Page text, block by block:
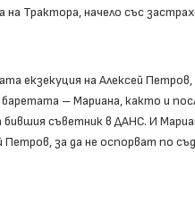
Трактора, начело със
екзекуция на Алексей Петров,
– Мариана, както и
съветник в ДАНС. И
за да не оспорват по